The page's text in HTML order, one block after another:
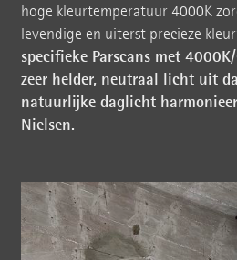
hoge kleurtemperatuur 4000K
levendige en uiterst precieze
specifieke Parscans met
zeer helder, neutraal licht uit
natuurlijke daglicht
Nielsen.